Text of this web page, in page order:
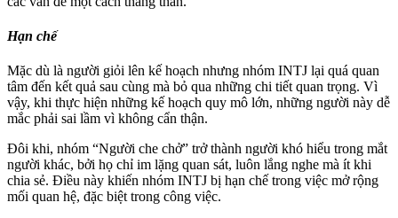
Hạn chế
Mặc dù là người giỏi lên kế hoạch nhưng nhóm INTJ lại quá quan
tâm đến kết quả sau cùng mà bỏ qua những chi tiết quan trọng. Vì
vậy, khi thực hiện những kế hoạch quy mô lớn, những người này dễ
mắc phải sai lầm vì không cẩn thận.
Đôi khi, nhóm “Người che chở” trở thành người khó hiểu trong mắt
người khác, bởi họ chỉ im lặng quan sát, luôn lắng nghe mà ít khi
chia sẻ. Điều này khiến nhóm INTJ bị hạn chế trong việc mở rộng
mối quan hệ, đặc biệt trong công việc.